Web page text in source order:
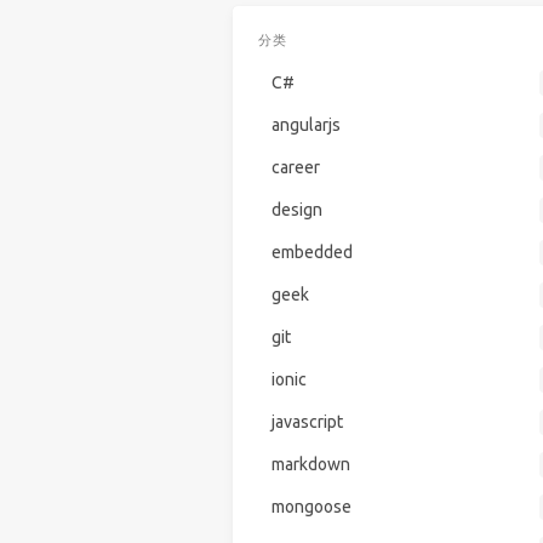
分类
C#
angularjs
career
design
embedded
geek
git
ionic
javascript
markdown
mongoose